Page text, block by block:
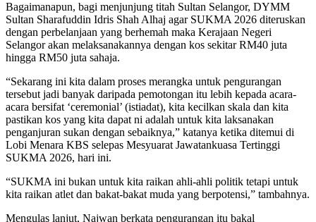
Bagaimanapun, bagi menjunjung titah Sultan Selangor, DYMM
Sultan Sharafuddin Idris Shah Alhaj agar SUKMA 2026 diteruskan
dengan perbelanjaan yang berhemah maka Kerajaan Negeri
Selangor akan melaksanakannya dengan kos sekitar RM40 juta
hingga RM50 juta sahaja.
“Sekarang ini kita dalam proses merangka untuk pengurangan
tersebut jadi banyak daripada pemotongan itu lebih kepada acara-
acara bersifat ‘ceremonial’ (istiadat), kita kecilkan skala dan kita
pastikan kos yang kita dapat ni adalah untuk kita laksanakan
penganjuran sukan dengan sebaiknya,” katanya ketika ditemui di
Lobi Menara KBS selepas Mesyuarat Jawatankuasa Tertinggi
SUKMA 2026, hari ini.
“SUKMA ini bukan untuk kita raikan ahli-ahli politik tetapi untuk
kita raikan atlet dan bakat-bakat muda yang berpotensi,” tambahnya.
Mengulas lanjut, Najwan berkata pengurangan itu bakal